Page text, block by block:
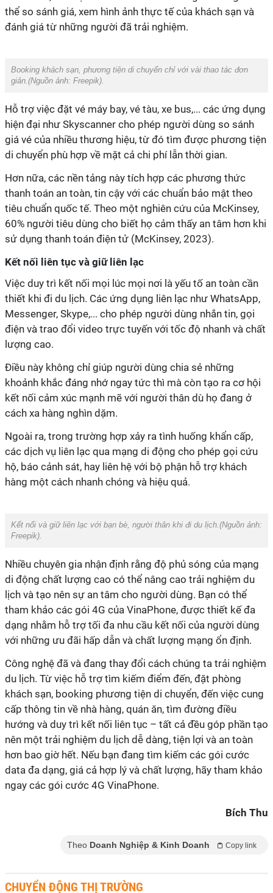
thể so sánh giá, xem hình ảnh thực tế của khách sạn và
Hỗ trợ việc đặt vé máy bay, vé tàu, xe bus,... các ứng dụng
hiện đại như Skyscanner cho phép người dùng so sánh
giá vé của nhiều thương hiệu, từ đó tìm được phương tiện
thanh toán an toàn, tin cậy với các chuẩn bảo mật theo
tiêu chuẩn quốc tế. Theo một nghiên cứu của McKinsey,
60% người tiêu dùng cho biết họ cảm thấy an tâm hơn khi
thiết khi đi du lịch. Các ứng dụng liên lạc như WhatsApp,
Messenger, Skype,... cho phép người dùng nhắn tin, gọi
điện và trao đổi video trực tuyến với tốc độ nhanh và chất
khoảnh khắc đáng nhớ ngay tức thì mà còn tạo ra cơ hội
kết nối cảm xúc mạnh mẽ với người thân dù họ đang ở
các dịch vụ liên lạc qua mạng di động cho phép gọi cứu
hộ, báo cảnh sát, hay liên hệ với bộ phận hỗ trợ khách
di động chất lượng cao có thể nâng cao trải nghiệm du
lịch và tạo nên sự an tâm cho người dùng. Bạn có thể
, được thiết kế đa
dạng nhằm hỗ trợ tối đa nhu cầu kết nối của người dùng
du lịch. Từ việc hỗ trợ tìm kiếm điểm đến, đặt phòng
khách sạn, booking phương tiện di chuyển, đến việc cung
cấp thông tin về nhà hàng, quán ăn, tìm đường điều
hướng và duy trì kết nối liên tục – tất cả đều góp phần tạo
nên một trải nghiệm du lịch dễ dàng, tiện lợi và an toàn
hơn bao giờ hết. Nếu bạn đang tìm kiếm các gói cước
data đa dạng, giá cả hợp lý và chất lượng, hãy tham khảo
ngay các gói cước 4G VinaPhone.
Bích Thu
Theo Doanh Nghiệp & Kinh Doanh Copy link
CHUYỂN ĐỘNG THỊ TRƯỜNG